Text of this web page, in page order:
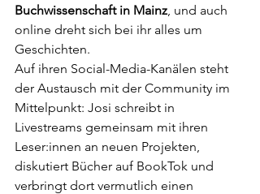
Buchwissenschaft in Mainz , und auch
online dreht sich bei ihr alles um
Geschichten.
Auf ihren Social-Media-Kanälen steht
der Austausch mit der Community im
Mittelpunkt: Josi schreibt in
Livestreams gemeinsam mit ihren
Leser:innen an neuen Projekten,
diskutiert Bücher auf BookTok und
verbringt dort vermutlich einen